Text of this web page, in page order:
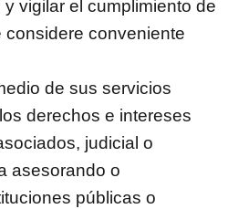
vigilar el cumplimiento de
conveniente
de sus servicios
derechos e intereses
judicial o
asesorando o
públicas o